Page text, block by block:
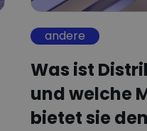
andere
Was ist
und welche
bietet sie